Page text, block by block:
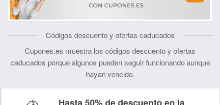
Códigos descuento y ofertas caducados
Cupones.es muestra los códigos descuento y ofertas
caducados porque algunos pueden seguir funcionando aunque
hayan vencido.